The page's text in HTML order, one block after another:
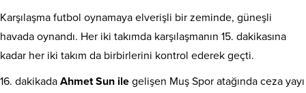
Karşılaşma futbol oynamaya elverişli bir zeminde, güneşli
havada oynandı. Her iki takımda karşılaşmanın 15. dakikasına
kadar her iki takım da birbirlerini kontrol ederek geçti.
16. dakikada Ahmet Sun ile gelişen Muş Spor atağında ceza yayı